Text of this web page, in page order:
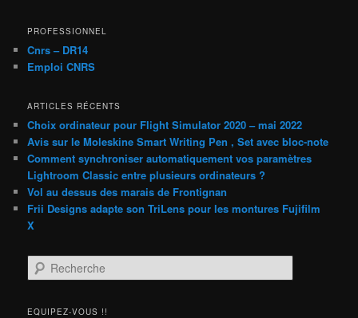
PROFESSIONNEL
Cnrs – DR14
Emploi CNRS
ARTICLES RÉCENTS
Choix ordinateur pour Flight Simulator 2020 – mai 2022
Avis sur le Moleskine Smart Writing Pen , Set avec bloc-note
Comment synchroniser automatiquement vos paramètres
Lightroom Classic entre plusieurs ordinateurs ?
Vol au dessus des marais de Frontignan
Frii Designs adapte son TriLens pour les montures Fujifilm
X
e
h
EQUIPEZ-VOUS !!